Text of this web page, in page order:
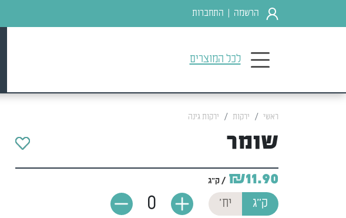
הרשמה התחברות
לכל המוצרים
ראשי ירקות ירקות גינה
שומר
₪11.90 / ק"ג
ק"ג יח' 0